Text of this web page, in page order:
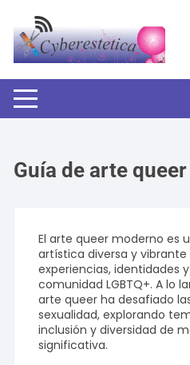
contenido
Guía de arte
El arte queer moderno es
artística diversa y vibrante
experiencias, identidades
comunidad LGBTQ+. A lo
arte queer ha desafiado
sexualidad, explorando
inclusión y diversidad de
significativa.